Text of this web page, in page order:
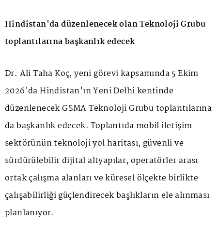
Hindistan'da düzenlenecek olan Teknoloji Grubu
toplantılarına başkanlık edecek
Dr. Ali Taha Koç, yeni görevi kapsamında 5 Ekim
2026'da Hindistan'ın Yeni Delhi kentinde
düzenlenecek GSMA Teknoloji Grubu toplantılarına
da başkanlık edecek. Toplantıda mobil iletişim
sektörünün teknoloji yol haritası, güvenli ve
sürdürülebilir dijital altyapılar, operatörler arası
ortak çalışma alanları ve küresel ölçekte birlikte
çalışabilirliği güçlendirecek başlıkların ele alınması
planlanıyor.